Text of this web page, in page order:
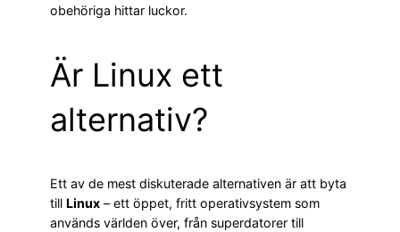
obehöriga hittar luckor.
Är Linux ett
alternativ?
Ett av de mest diskuterade alternativen är att byta
till Linux – ett öppet, fritt operativsystem som
används världen över, från superdatorer till